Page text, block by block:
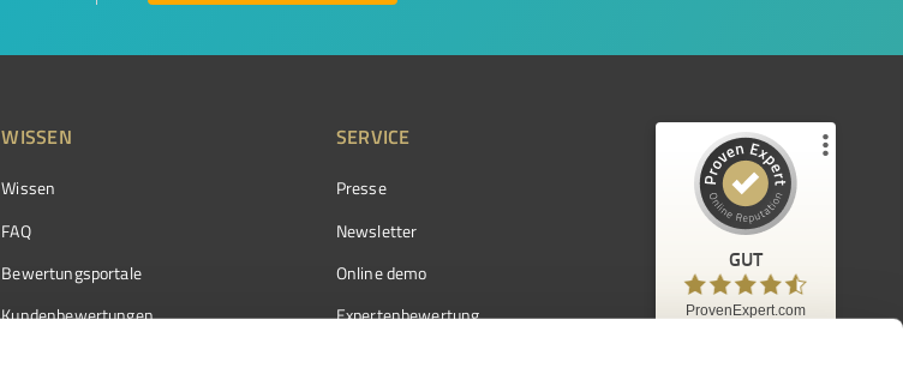
WISSEN
Wissen
FAQ
Bewertungsportale
Kundenbewertungen
SERVICE
Presse
Newsletter
Online demo
Expertenbewertung
GUT
ProvenExpert.com
Kundenbewertungen und Erfahrungen zu
ProvenExpert.com
97
%
Empfehlungen auf
ProvenExpert.com
4,42
/
5,00